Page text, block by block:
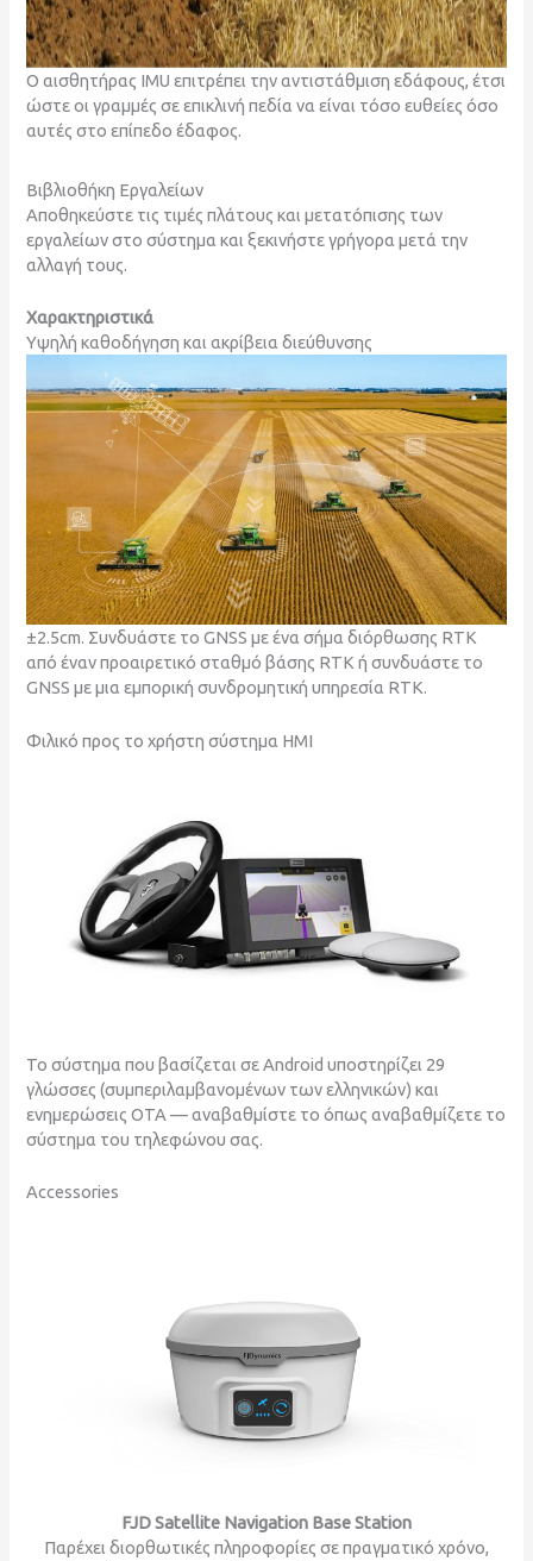
Ο αισθητήρας IMU επιτρέπει την αντιστάθμιση εδάφους, έτσι
ώστε οι γραμμές σε επικλινή πεδία να είναι τόσο ευθείες όσο
αυτές στο επίπεδο έδαφος.
Βιβλιοθήκη Εργαλείων
Αποθηκεύστε τις τιμές πλάτους και μετατόπισης των
εργαλείων στο σύστημα και ξεκινήστε γρήγορα μετά την
αλλαγή τους.
Χαρακτηριστικά
Υψηλή καθοδήγηση και ακρίβεια διεύθυνσης
±2.5cm. Συνδυάστε το GNSS με ένα σήμα διόρθωσης RTK
από έναν προαιρετικό σταθμό βάσης RTK ή συνδυάστε το
GNSS με μια εμπορική συνδρομητική υπηρεσία RTK.
Φιλικό προς το χρήστη σύστημα HMI
Το σύστημα που βασίζεται σε Android υποστηρίζει 29
γλώσσες (συμπεριλαμβανομένων των ελληνικών) και
ενημερώσεις OTA — αναβαθμίστε το όπως αναβαθμίζετε το
σύστημα του τηλεφώνου σας.
Accessories
FJD Satellite Navigation Base Station
Παρέχει διορθωτικές πληροφορίες σε πραγματικό χρόνο,